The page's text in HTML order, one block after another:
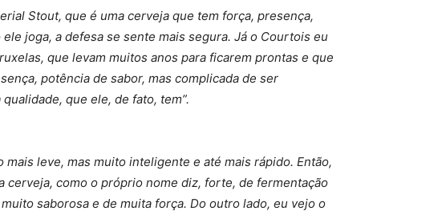
Stout, que é uma cerveja que tem força, presença,
joga, a defesa se sente mais segura. Já o Courtois eu
que levam muitos anos para ficarem prontas e que
potência de sabor, mas complicada de ser
que ele, de fato, tem”.
leve, mas muito inteligente e até mais rápido. Então,
cerveja, como o próprio nome diz, forte, de fermentação
saborosa e de muita força. Do outro lado, eu vejo o